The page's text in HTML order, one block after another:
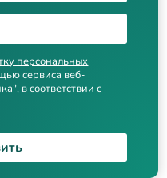
персональных
сервиса веб-
в соответствии с